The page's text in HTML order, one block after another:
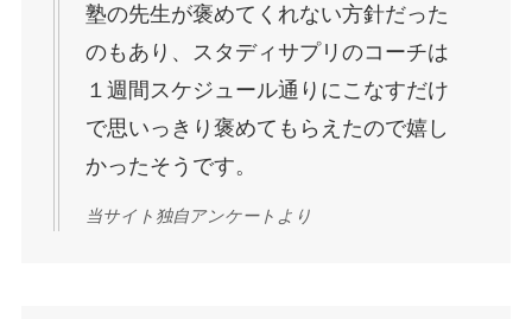
塾の先生が褒めてくれない方針だった
のもあり、スタディサプリのコーチは
１週間スケジュール通りにこなすだけ
で思いっきり褒めてもらえたので嬉し
かったそうです。
当サイト独自アンケートより